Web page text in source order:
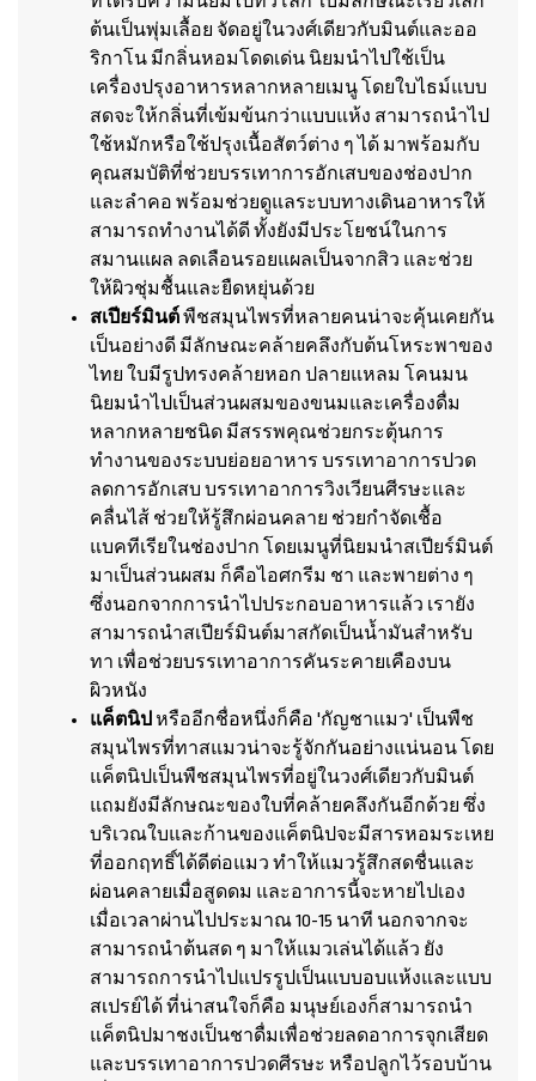
ต้นเป็นพุ่มเลื้อย จัดอยู่ในวงศ์เดียวกับมินต์และออ
ริกาโน มีกลิ่นหอมโดดเด่น นิยมนำไปใช้เป็น
เครื่องปรุงอาหารหลากหลายเมนู โดยใบไธม์แบบ
สดจะให้กลิ่นที่เข้มข้นกว่าแบบแห้ง สามารถนำไป
ใช้หมักหรือใช้ปรุงเนื้อสัตว์ต่าง ๆ ได้ มาพร้อมกับ
คุณสมบัติที่ช่วยบรรเทาการอักเสบของช่องปาก
และลำคอ พร้อมช่วยดูแลระบบทางเดินอาหารให้
สามารถทำงานได้ดี ทั้งยังมีประโยชน์ในการ
สมานแผล ลดเลือนรอยแผลเป็นจากสิว และช่วย
ให้ผิวชุ่มชื้นและยืดหยุ่นด้วย
สเปียร์มินต์พืชสมุนไพรที่หลายคนน่าจะคุ้นเคยกัน
เป็นอย่างดี มีลักษณะคล้ายคลึงกับต้นโหระพาของ
ไทย ใบมีรูปทรงคล้ายหอก ปลายแหลม โคนมน
นิยมนำไปเป็นส่วนผสมของขนมและเครื่องดื่ม
หลากหลายชนิด มีสรรพคุณช่วยกระตุ้นการ
ทำงานของระบบย่อยอาหาร บรรเทาอาการปวด
ลดการอักเสบ บรรเทาอาการวิงเวียนศีรษะและ
คลื่นไส้ ช่วยให้รู้สึกผ่อนคลาย ช่วยกำจัดเชื้อ
แบคทีเรียในช่องปาก โดยเมนูที่นิยมนำสเปียร์มินต์
มาเป็นส่วนผสม ก็คือไอศกรีม ชา และพายต่าง ๆ
ซึ่งนอกจากการนำไปประกอบอาหารแล้ว เรายัง
สามารถนำสเปียร์มินต์มาสกัดเป็นน้ำมันสำหรับ
ทา เพื่อช่วยบรรเทาอาการคันระคายเคืองบน
ผิวหนัง
แค็ตนิป หรืออีกชื่อหนึ่งก็คือ 'กัญชาแมว' เป็นพืช
สมุนไพรที่ทาสแมวน่าจะรู้จักกันอย่างแน่นอน โดย
แค็ตนิปเป็นพืชสมุนไพรที่อยู่ในวงศ์เดียวกับมินต์
แถมยังมีลักษณะของใบที่คล้ายคลึงกันอีกด้วย ซึ่ง
บริเวณใบและก้านของแค็ตนิปจะมีสารหอมระเหย
ที่ออกฤทธิ์ได้ดีต่อแมว ทำให้แมวรู้สึกสดชื่นและ
ผ่อนคลายเมื่อสูดดม และอาการนี้จะหายไปเอง
เมื่อเวลาผ่านไปประมาณ 10-15 นาที นอกจากจะ
สามารถนำต้นสด ๆ มาให้แมวเล่นได้แล้ว ยัง
สามารถการนำไปแปรรูปเป็นแบบอบแห้งและแบบ
สเปรย์ได้ ที่น่าสนใจก็คือ มนุษย์เองก็สามารถนำ
แค็ตนิปมาชงเป็นชาดื่มเพื่อช่วยลดอาการจุกเสียด
และบรรเทาอาการปวดศีรษะ หรือปลูกไว้รอบบ้าน